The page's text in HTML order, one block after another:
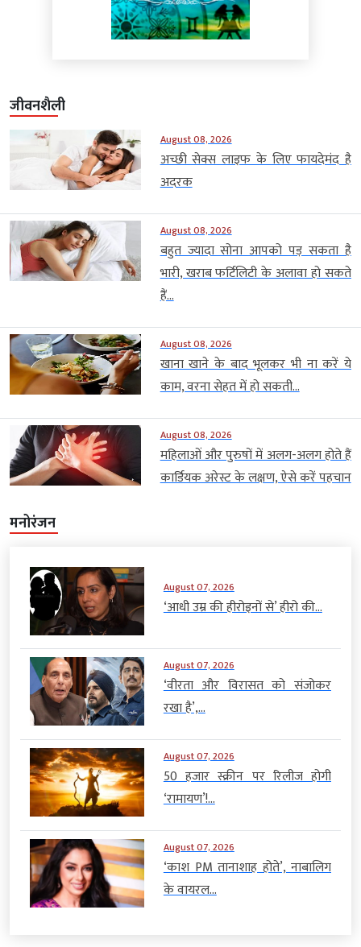
जीवनशैली
August 08, 2026
अच्छी सेक्स लाइफ के लिए फायदेमंद है
अदरक
August 08, 2026
बहुत ज्यादा सोना आपको पड़ सकता है
भारी, खराब फर्टिलिटी के अलावा हो सकते
हैं...
August 08, 2026
खाना खाने के बाद भूलकर भी ना करें ये
काम, वरना सेहत में हो सकती...
August 08, 2026
महिलाओं और पुरुषों में अलग-अलग होते हैं
कार्डियक अरेस्ट के लक्षण, ऐसे करें पहचान
मनोरंजन
August 07, 2026
‘आधी उम्र की हीरोइनों से’ हीरो की...
August 07, 2026
‘वीरता और विरासत को संजोकर
रखा है’,...
August 07, 2026
50 हजार स्क्रीन पर रिलीज होगी
‘रामायण’!...
August 07, 2026
‘काश PM तानाशाह होते’, नाबालिग
के वायरल...